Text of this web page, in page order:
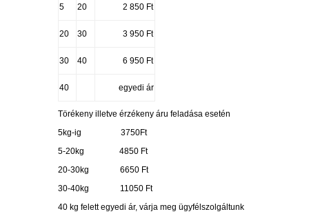
5 20 2 850 Ft
20 30 3 950 Ft
30 40 6 950 Ft
40 egyedi ár
Törékeny illetve érzékeny áru feladása esetén
5kg-ig 3750Ft
5-20kg 4850 Ft
20-30kg 6650 Ft
30-40kg 11050 Ft
40 kg felett egyedi ár, várja meg ügyfélszolgáltunk